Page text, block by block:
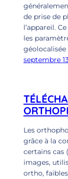
de prise de
l’appareil.
les
septembre
Les
grâce à la
certains cas
images,
ortho,